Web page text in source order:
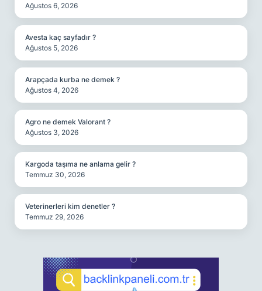
Ağustos 6, 2026
Avesta kaç sayfadır ?
Ağustos 5, 2026
Arapçada kurba ne demek ?
Ağustos 4, 2026
Agro ne demek Valorant ?
Ağustos 3, 2026
Kargoda taşıma ne anlama gelir ?
Temmuz 30, 2026
Veterinerleri kim denetler ?
Temmuz 29, 2026